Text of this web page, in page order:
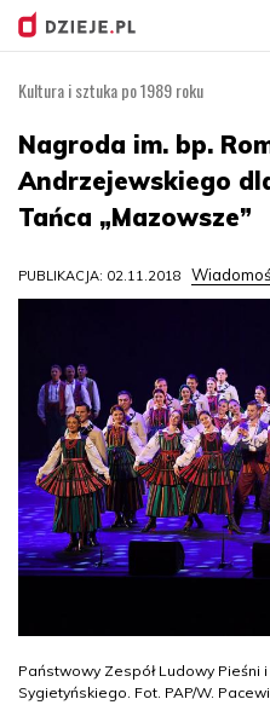
Kultura i sztuka po 1989 roku
Nagroda im. bp.
Andrzejewskiego
Tańca „Mazowsze”
PUBLIKACJA: 02.11.2018
Państwowy Zespół Ludowy Pieśni
Sygietyńskiego. Fot. PAP/W.